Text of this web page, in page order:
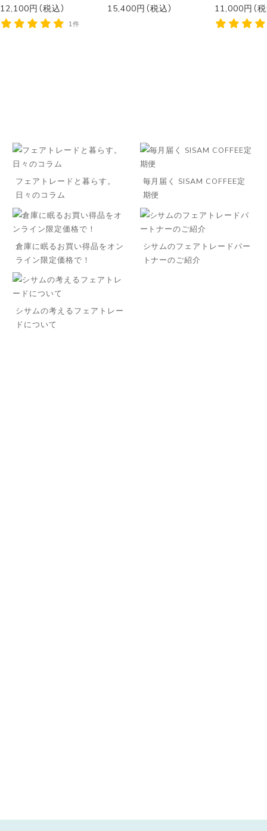
12,100円（税込）
1件
15,400円（税込）
11,000円（税
フェアトレードと暮らす。
日々のコラム
毎月届く SISAM COFFEE定
期便
倉庫に眠るお買い得品をオン
ライン限定価格で！
シサムのフェアトレードパー
トナーのご紹介
シサムの考えるフェアトレー
ドについて